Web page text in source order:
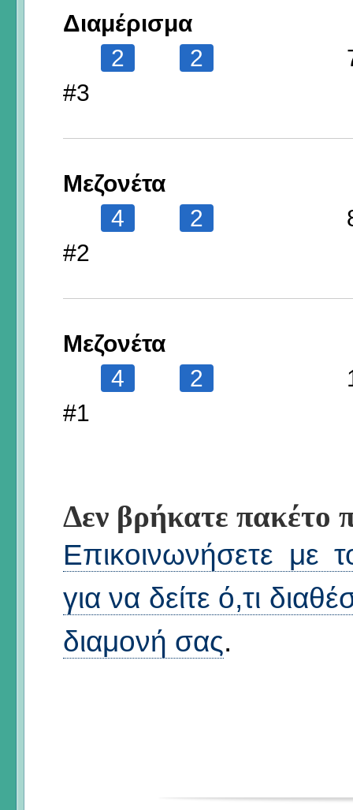
Διαμέρισμα
2
2
#3
Μεζονέτα
4
2
#2
Μεζονέτα
4
2
#1
Δεν βρήκατε πακέτο
Επικοινωνήσετε με
για να δείτε ό,τι
διαμονή σας.